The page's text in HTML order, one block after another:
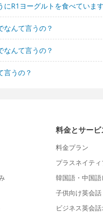
にR1ヨーグルトを食べていま
なんて言うの？
なんて言うの？
言うの？
料金とサービ
料金プラン
プラスネイテ
韓国語・中国
子供向け英会話
ビジネス英会